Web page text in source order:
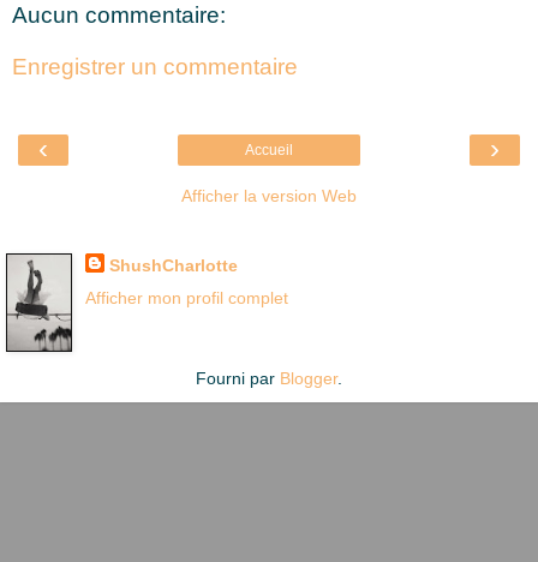
Aucun commentaire:
Enregistrer un commentaire
‹ ›
Accueil
Afficher la version Web
ShushCharlotte
Afficher mon profil complet
Fourni par Blogger.